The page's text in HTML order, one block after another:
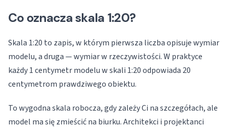
Co oznacza skala 1:20?
Skala 1:20 to zapis, w którym pierwsza liczba opisuje wymiar
modelu, a druga — wymiar w rzeczywistości. W praktyce
każdy 1 centymetr modelu w skali 1:20 odpowiada 20
centymetrom prawdziwego obiektu.
To wygodna skala robocza, gdy zależy Ci na szczegółach, ale
model ma się zmieścić na biurku. Architekci i projektanci